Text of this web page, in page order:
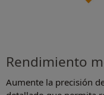
Rendimiento
Aumente la precisión